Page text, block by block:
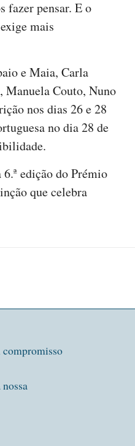
fazer pensar. E o
mais
e Maia, Carla
Manuela Couto, Nuno
nos dias 26 e 28
no dia 28 de
edição do Prémio
que celebra
compromisso